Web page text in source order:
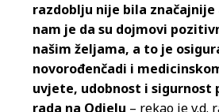
razdoblju nije bila
nam je da su dojmovi
našim željama, a to je
novorođenčadi i
uvjete, udobnost i sigurnost
rada na Odjelu – rekao je v.d.